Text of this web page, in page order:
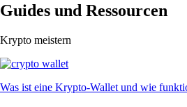
Guides und Ressourcen
Krypto meistern
Was ist eine Krypto-Wallet und wie